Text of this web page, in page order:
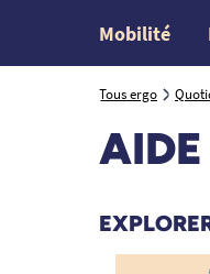
Mobilité
Tous ergo